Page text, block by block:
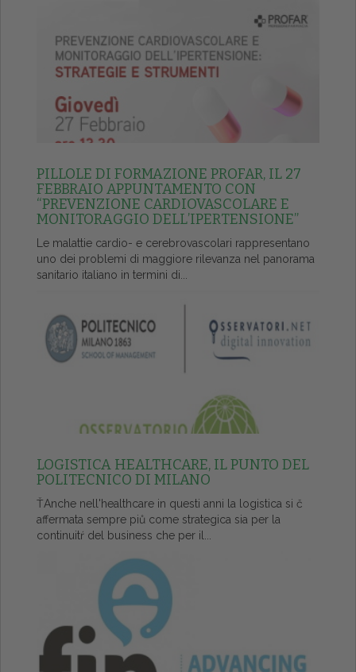
PILLOLE DI FORMAZIONE PROFAR, IL 27
FEBBRAIO APPUNTAMENTO CON
“PREVENZIONE CARDIOVASCOLARE E
MONITORAGGIO DELL’IPERTENSIONE”
Le malattie cardio- e cerebrovascolari rappresentano
uno dei problemi di maggiore rilevanza nel panorama
sanitario italiano in termini di...
LOGISTICA HEALTHCARE, IL PUNTO DEL
POLITECNICO DI MILANO
ŤAnche nell'healthcare in questi anni la logistica si č
affermata sempre piů come strategica sia per la
continuitŕ del business che per il...